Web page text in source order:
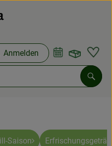
Anmelden
oder
Saison